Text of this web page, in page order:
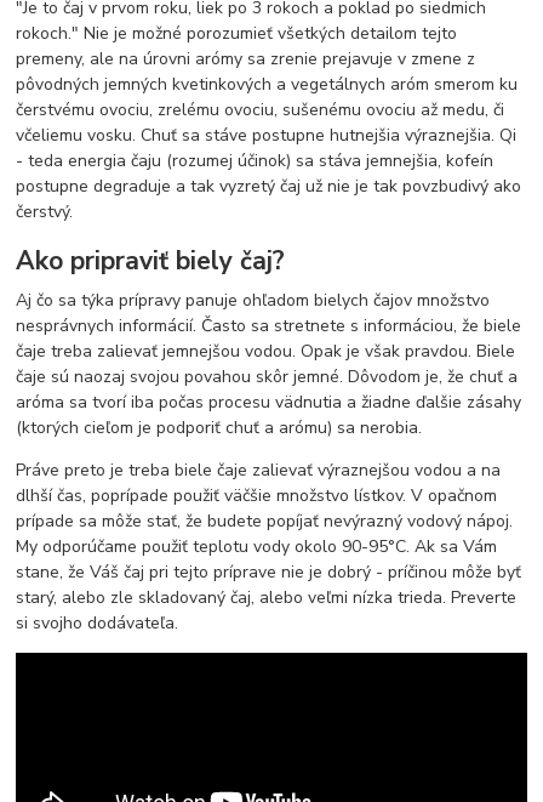
"Je to čaj v prvom roku, liek po 3 rokoch a poklad po siedmich
rokoch." Nie je možné porozumieť všetkých detailom tejto
premeny, ale na úrovni arómy sa zrenie prejavuje v zmene z
pôvodných jemných kvetinkových a vegetálnych aróm smerom ku
čerstvému ovociu, zrelému ovociu, sušenému ovociu až medu, či
včeliemu vosku. Chuť sa stáve postupne hutnejšia výraznejšia. Qi
- teda energia čaju (rozumej účinok) sa stáva jemnejšia, kofeín
postupne degraduje a tak vyzretý čaj už nie je tak povzbudivý ako
čerstvý.
Ako pripraviť biely čaj?
Aj čo sa týka prípravy panuje ohľadom bielych čajov množstvo
nesprávnych informácií. Často sa stretnete s informáciou, že biele
čaje treba zalievať jemnejšou vodou. Opak je však pravdou. Biele
čaje sú naozaj svojou povahou skôr jemné. Dôvodom je, že chuť a
aróma sa tvorí iba počas procesu vädnutia a žiadne ďalšie zásahy
(ktorých cieľom je podporiť chuť a arómu) sa nerobia.
Práve preto je treba biele čaje zalievať výraznejšou vodou a na
dlhší čas, poprípade použiť väčšie množstvo lístkov. V opačnom
prípade sa môže stať, že budete popíjať nevýrazný vodový nápoj.
My odporúčame použiť teplotu vody okolo 90-95°C. Ak sa Vám
stane, že Váš čaj pri tejto príprave nie je dobrý - príčinou môže byť
starý, alebo zle skladovaný čaj, alebo veľmi nízka trieda. Preverte
si svojho dodávateľa.